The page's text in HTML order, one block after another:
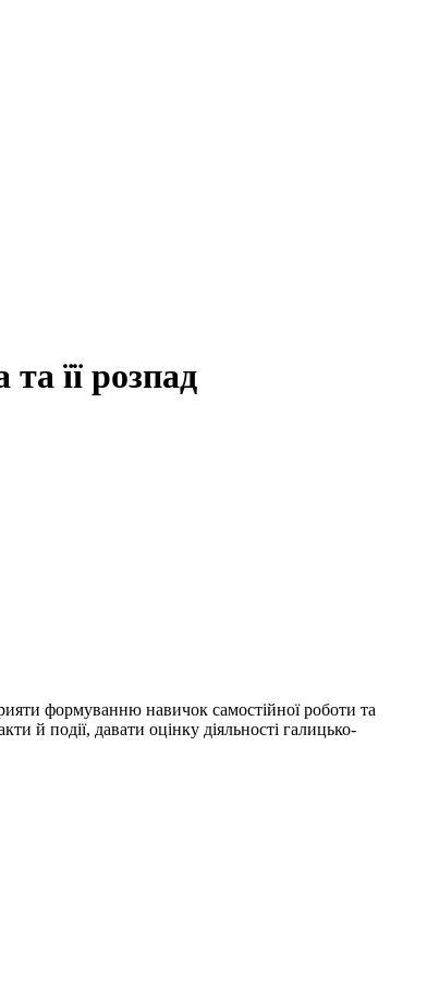
її розпад
формуванню навичок самостійної роботи та
й події, давати оцінку діяльності галицько-